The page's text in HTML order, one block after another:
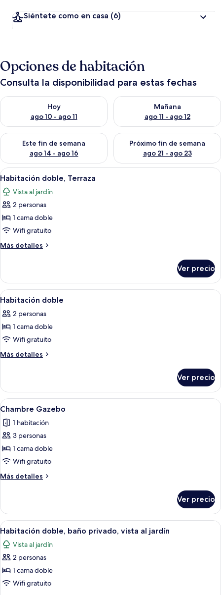
Siéntete como en casa (6)
Opciones de habitación
Consulta la disponibilidad para estas fechas
Hoy
ago 10 - ago 11
Consulta la disponibilidad para hoy ago 10 - ago 11
Mañana
ago 11 - ago 12
Consulta la disponibilidad
Este fin de semana
ago 14 - ago 16
Consulta la disponibilidad para este fin de semana ago 14 -
Próximo fin de semana
ago 21 - ago 23
Consulta la disponibilidad
Abrir
todas
las
fotos
de
Habitación
doble,
Terraza
Un pasillo estrecho con un ventanal
3
Habitación doble, Terraza
Vista al jardín
2 personas
1 cama doble
Wifi gratuito
Más detalles
Más
doble,
Terraza
Ver precio
Abrir
todas
las
fotos
de
Habitación
Una habitación acogedora con
4
Habitación doble
2 personas
1 cama doble
Wifi gratuito
Más detalles
Más
doble
Ver precio
Abrir
todas
las
fotos
de
Chambre
Gazebo
Una habitación pequeña y
3
Chambre Gazebo
1 habitación
3 personas
1 cama doble
Wifi gratuito
Más detalles
Más
Gazebo
Ver precio
Abrir
todas
las
fotos
de
Habitación
Un baño con un lavamanos blanco,
2
Habitación doble, baño privado, vista al jardín
Vista al jardín
2 personas
1 cama doble
Wifi gratuito